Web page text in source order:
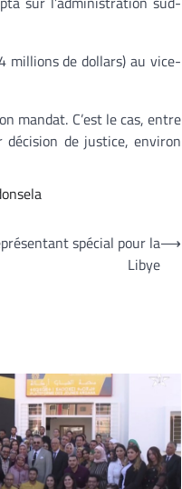
millions de dollars) au vice-
mandat. C’est le cas, entre
de justice, environ
spécial pour la
Libye
⟶